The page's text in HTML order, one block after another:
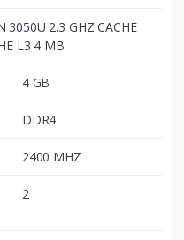
3050U 2.3 GHZ CACHE
L3 4 MB
4 GB
DDR4
2400 MHZ
2